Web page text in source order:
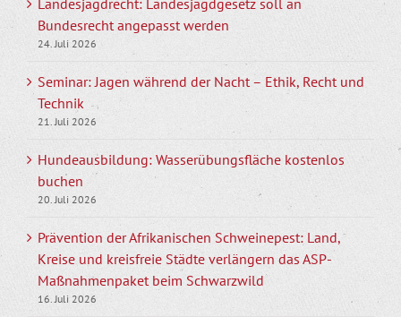
Landesjagdrecht: Landesjagdgesetz soll an
Bundesrecht angepasst werden
24. Juli 2026
Seminar: Jagen während der Nacht – Ethik, Recht und
Technik
21. Juli 2026
Hundeausbildung: Wasserübungsfläche kostenlos
buchen
20. Juli 2026
Prävention der Afrikanischen Schweinepest: Land,
Kreise und kreisfreie Städte verlängern das ASP-
Maßnahmenpaket beim Schwarzwild
16. Juli 2026